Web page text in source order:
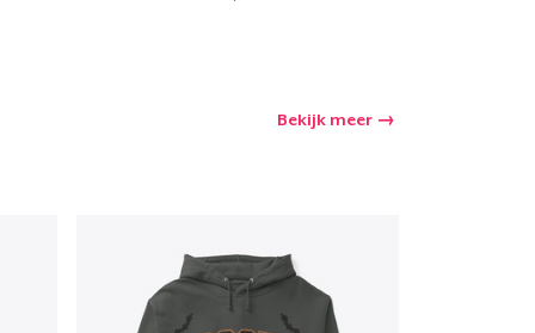
Bekijk meer